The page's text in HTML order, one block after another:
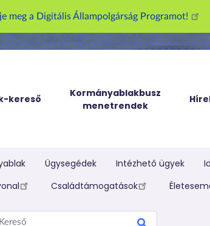
r
t
a
o
r
meg a Digitális Állampolgárság Programot!
kereső
Kormányablakbusz
menetrendek
Ügysegédek Intézhető ügyek
Családtámogatások